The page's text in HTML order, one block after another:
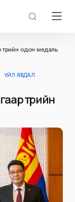
төрийн одон медаль
ҮЙЛ ЯВДАЛ
төрийн